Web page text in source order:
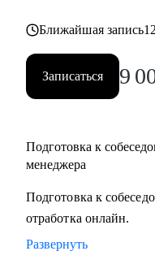
• Для уже опытных
Bizdev-менеджеров,
Ближайшая запись
Записаться 9
Подготовка к
менеджера
Подготовка к
отработка онлайн.
Развернуть